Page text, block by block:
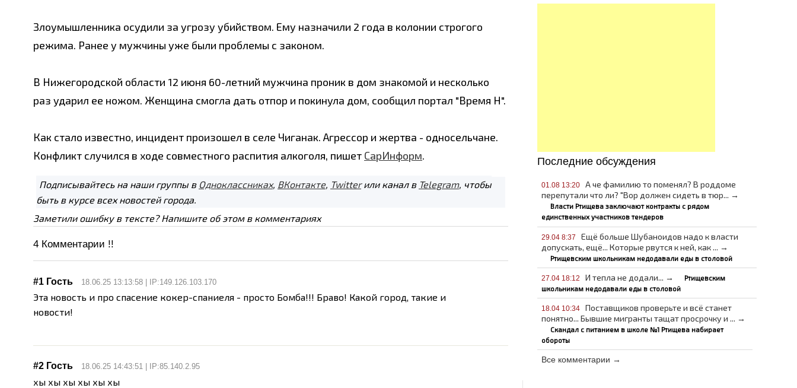
Злоумышленника осудили за угрозу убийством. Ему назначили 2 года в колонии строгого
режима. Ранее у мужчины уже были проблемы с законом.
В Нижегородской области 12 июня 60-летний мужчина проник в дом знакомой и несколько
раз ударил ее ножом. Женщина смогла дать отпор и покинула дом, сообщил портал "Время Н".
Как стало известно, инцидент произошел в селе Чиганак. Агрессор и жертва - односельчане.
Конфликт случился в ходе совместного распития алкоголя, пишет СарИнформ.
Подписывайтесь на наши группы в Одноклассниках, ВКонтакте, Twitterили канал в Telegram, чтобы
быть в курсе всех новостей города.
Заметили ошибку в тексте? Напишите об этом в комментариях
4 Комментарии !!
#1 Гость 18.06.25 13:13:58 | IP:149.126.103.170
Эта новость и про спасение кокер-спаниеля - просто Бомба!!! Браво! Какой город, такие и
новости!
#2 Гость 18.06.25 14:43:51 | IP:85.140.2.95
хы хы хы хы хы хы
Последние обсуждения
01.08 13:20
А че фамилию то поменял? В роддоме
перепутали что ли? "Вор должен сидеть в тюр... →
Власти Ртищева заключают контракты с рядом
единственных участников тендеров
29.04 8:37
Ещё больше Шубаноидов надо к власти
допускать, ещё... Которые рвутся к ней, как ... →
Ртищевским школьникам недодавали еды в столовой
27.04 18:12 И тепла не додали... →
Ртищевским
школьникам недодавали еды в столовой
18.04 10:34
Поставщиков проверьте и всё станет
понятно... Бывшие мигранты тащат просрочку и ... →
Скандал с питанием в школе №1 Ртищева набирает
обороты
Все комментарии →